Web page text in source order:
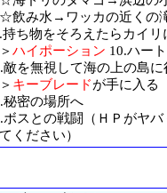
み水→ワッカの近くの
持ち物をそろえたらカイ
ハイポーション 10.ハー
敵を無視して海の上の島に
キーブレードが手に入る
秘密の場所へ
ボスとの戦闘（ＨＰがヤ
ください）